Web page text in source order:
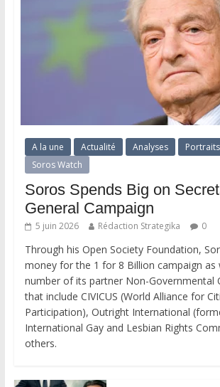
A la une Actualité Analyses
Portraits
Soros Watch
Soros Spends Big on
General Campaign
5 juin 2026 Rédaction Strategika 0
Through his Open Society Foundation,
money for the 1 for 8 Billion campaign as
number of its partner Non-Governmental
that include CIVICUS (World Alliance for
Participation), Outright International
International Gay and Lesbian Rights
others.